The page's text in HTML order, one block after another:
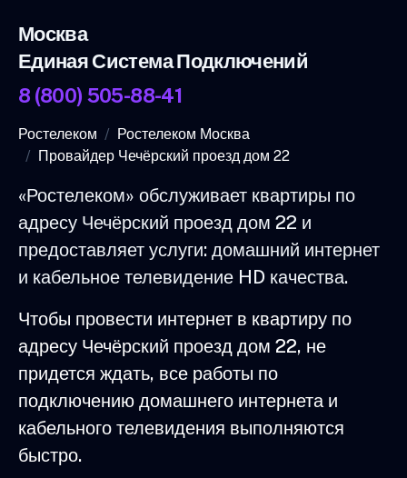
Москва
Единая Система Подключений
8 (800) 505-88-41
Ростелеком
Ростелеком Москва
Провайдер Чечёрский проезд дом 22
«Ростелеком» обслуживает квартиры по
адресу Чечёрский проезд дом 22 и
предоставляет услуги: домашний интернет
и кабельное телевидение HD качества.
Чтобы провести интернет в квартиру по
адресу Чечёрский проезд дом 22, не
придется ждать, все работы по
подключению домашнего интернета и
кабельного телевидения выполняются
быстро.